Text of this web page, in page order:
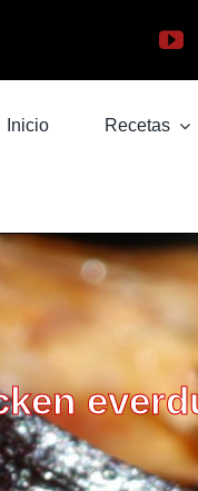
Inicio Recetas